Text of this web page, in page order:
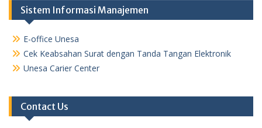
Sistem Informasi Manajemen
E-office Unesa
Cek Keabsahan Surat dengan Tanda Tangan Elektronik
Unesa Carier Center
Contact Us